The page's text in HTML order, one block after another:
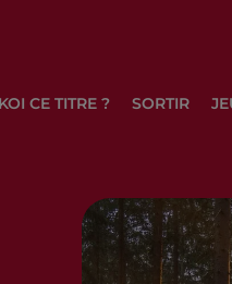
CE TITRE ? SORTIR